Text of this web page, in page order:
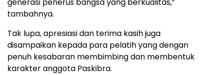
generasi penerus bangsa yang berkualitas,”
tambahnya.
Tak lupa, apresiasi dan terima kasih juga
disampaikan kepada para pelatih yang dengan
penuh kesabaran membimbing dan membentuk
karakter anggota Paskibra.